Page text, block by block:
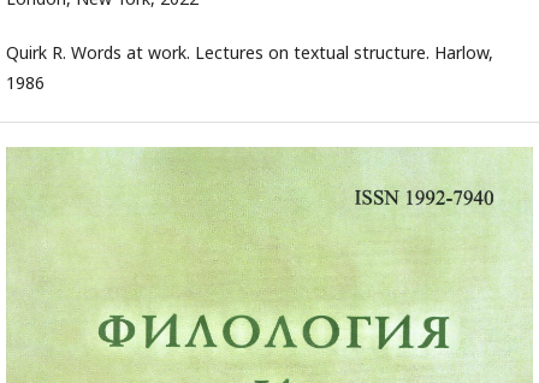
Quirk R. Words at work. Lectures on textual structure. Harlow,
1986